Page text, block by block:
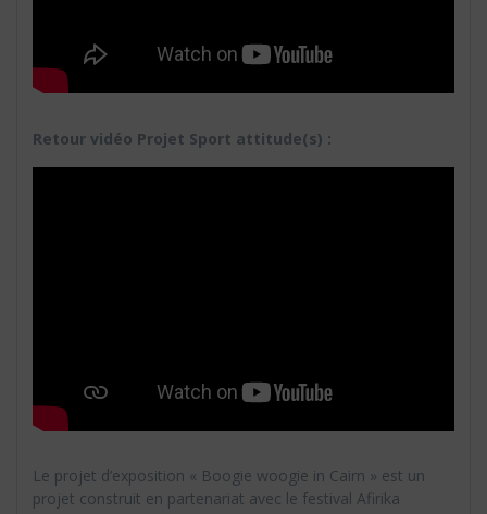
Retour vidéo Projet Sport attitude(s) :
Le projet d’exposition « Boogie woogie in Cairn » est un
projet construit en partenariat avec le festival Afirika